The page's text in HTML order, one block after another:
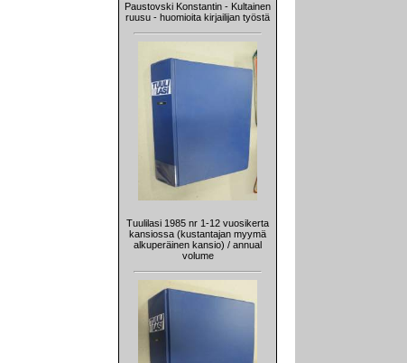
Paustovski Konstantin - Kultainen
ruusu - huomioita kirjailijan työstä
Tuulilasi 1985 nr 1-12 vuosikerta
kansiossa (kustantajan myymä
alkuperäinen kansio) / annual
volume